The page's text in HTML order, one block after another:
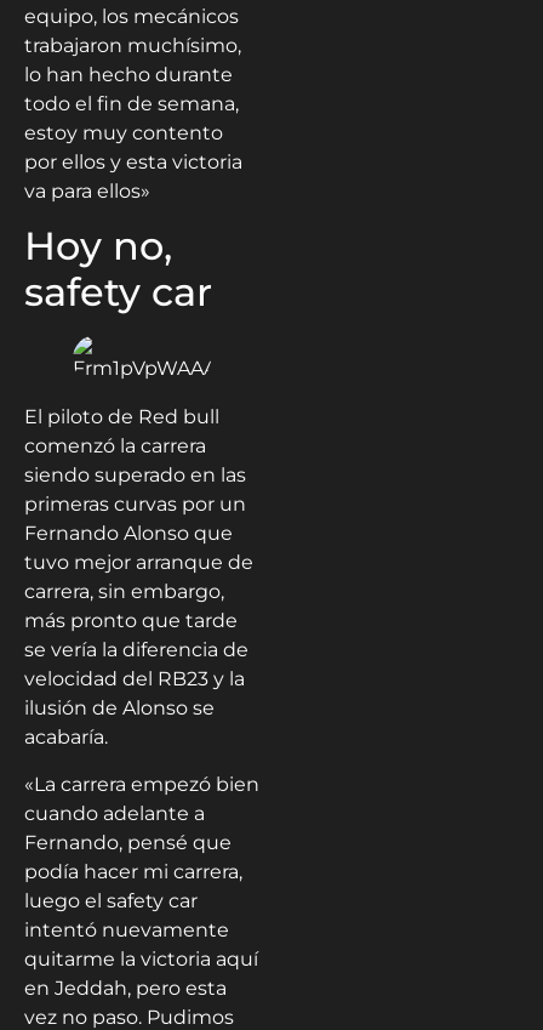
equipo, los mecánicos
trabajaron muchísimo,
lo han hecho durante
todo el fin de semana,
estoy muy contento
por ellos y esta victoria
va para ellos»
Hoy no,
safety car
El piloto de Red bull
comenzó la carrera
siendo superado en las
primeras curvas por un
Fernando Alonso que
tuvo mejor arranque de
carrera, sin embargo,
más pronto que tarde
se vería la diferencia de
velocidad del RB23 y la
ilusión de Alonso se
acabaría.
«La carrera empezó bien
cuando adelante a
Fernando, pensé que
podía hacer mi carrera,
luego el safety car
intentó nuevamente
quitarme la victoria aquí
en Jeddah, pero esta
vez no paso. Pudimos